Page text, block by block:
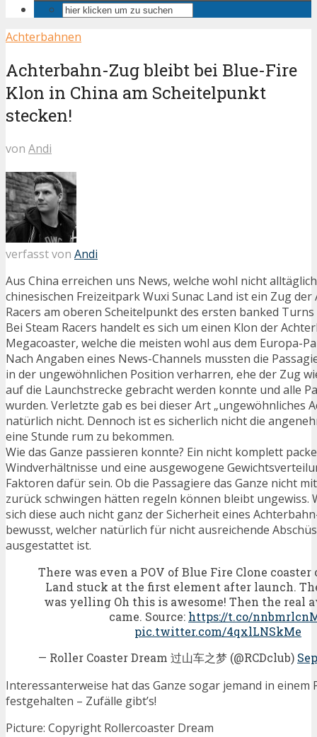
Achterbahnen
Achterbahn-Zug bleibt bei Blue-Fire
Klon in China am Scheitelpunkt
stecken!
von Andi
verfasst von Andi
Aus China erreichen uns News, welche wohl nicht
chinesischen Freizeitpark Wuxi Sunac Land ist ein Zug
Racers am oberen Scheitelpunkt des ersten banked
Bei Steam Racers handelt es sich um einen Klon der
Megacoaster, welche die meisten wohl aus dem Europa-
Nach Angaben eines News-Channels mussten die
in der ungewöhnlichen Position verharren, ehe der Zug
auf die Launchstrecke gebracht werden konnte und alle
wurden. Verletzte gab es bei dieser Art „ungewöhnliches
natürlich nicht. Dennoch ist es sicherlich nicht die
eine Stunde rum zu bekommen.
Wie das Ganze passieren konnte? Ein nicht komplett
Windverhältnisse und eine ausgewogene
Faktoren dafür sein. Ob die Passagiere das Ganze nicht
zurück schwingen hätten regeln können bleibt ungewiss.
sich diese auch nicht ganz der Sicherheit eines
bewusst, welcher natürlich für nicht ausreichende
ausgestattet ist.
There was even a POV of Blue Fire Clone
Land stuck at the first element after launch.
was yelling Oh this is awesome! Then the real
came. Source: https://t.co/
pic.twitter.com/4qxlLNSkMe
— Roller Coaster Dream 过山车之梦 (@RCDclub)
Interessanterweise hat das Ganze sogar jemand in einem
festgehalten – Zufälle gibt’s!
Picture: Copyright Rollercoaster Dream